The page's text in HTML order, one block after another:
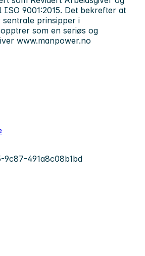
9001:2015. Det bekrefter at
prinsipper i
som en seriøs og
www.manpower.no
9c87-491a8c08b1bd